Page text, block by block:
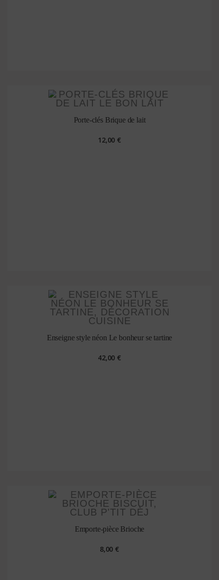
Porte-clés Brique de lait
12,00 €
Enseigne style néon Le bonheur se tartine
42,00 €
Emporte-pièce Brioche
8,00 €